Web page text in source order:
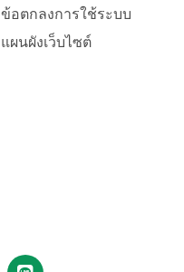
ข้อตกลงการใช้ระบบ
แผนผังเว็บไซต์